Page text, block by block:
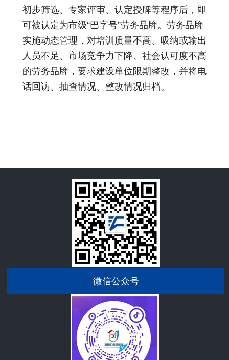
初步筛选、专家评审、认定授牌等程序后，即
可被认定为市级“巴字号”劳务品牌。劳务品牌
实施动态管理，对培训质量不高、吸纳或输出
人员不足、市场竞争力下降、社会认可度不高
的劳务品牌，要求建设单位限期整改，并将电
话回访、抽查情况、整改情况归档。
微信公众号